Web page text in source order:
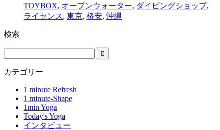
TOYBOX, オープンウォーター, ダイビングショップ,
ライセンス, 東京, 格安, 沖縄
検索
カテゴリー
1 minute Refresh
1 minute-Shape
1min Yoga
Today's Yoga
インタビュー